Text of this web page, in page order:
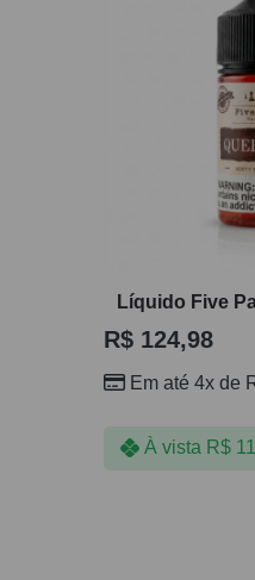
Líquido Five
R$ 124,98
Em até 4x de
À vista R$